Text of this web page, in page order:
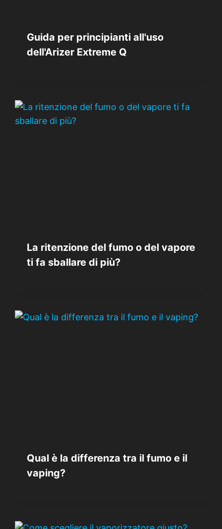
Guida per principianti all'uso
dell'Arizer Extreme Q
La ritenzione del fumo o del vapore
ti fa sballare di più?
Qual è la differenza tra il fumo e il
vaping?